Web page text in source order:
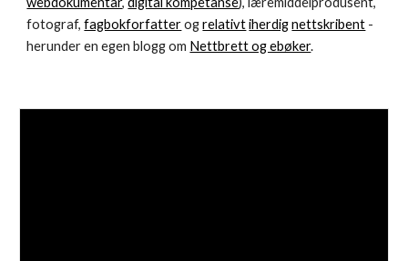
fotograf, fagbokforfatter og relativt iherdig nettskribent -
herunder en egen blogg om Nettbrett og ebøker.